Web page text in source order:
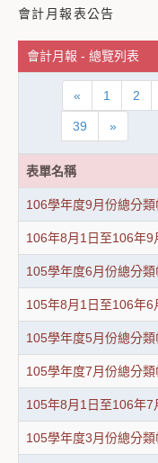
會計月報表公告
會計月報 - 總覽列表
« 1 2
39 »
表單名稱
106學年度9月份總分
106年8月1日至106年9
105學年度6月份總分
105年8月1日至106年
105學年度5月份總分
105學年度7月份總分
105年8月1日至106年
105學年度3月份總分